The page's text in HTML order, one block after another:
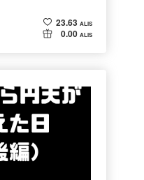
23.63 ALIS
0.00 ALIS